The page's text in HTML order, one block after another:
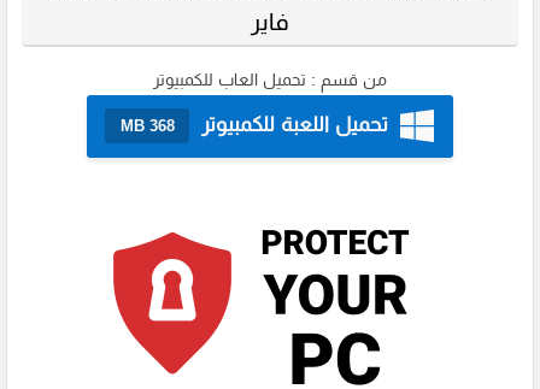
فاير
من قسم : تحميل العاب للكمبيوتر
تحميل اللعبة للكمبيوتر 368 MB